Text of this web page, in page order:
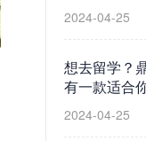
2024-04-25
想去留学？
有一款适合
2024-04-25